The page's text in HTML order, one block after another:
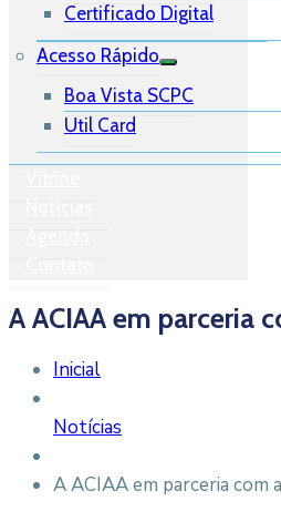
Certificado Digital
Acesso Rápido
Boa Vista SCPC
Util Card
A ACIAA em parceria
Inicial
Notícias
A ACIAA em parceria com